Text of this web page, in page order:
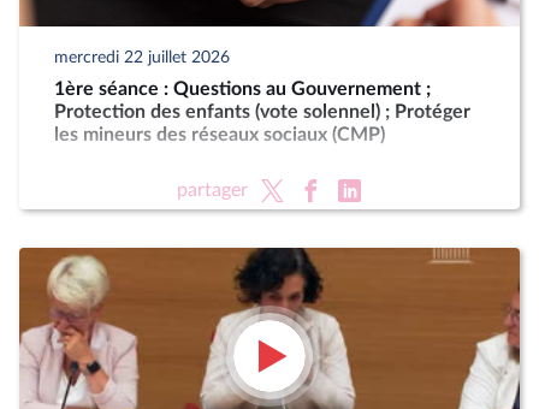
mercredi 22 juillet 2026
1ère séance : Questions au Gouvernement ;
Protection des enfants (vote solennel) ; Protéger
les mineurs des réseaux sociaux (CMP)
partager